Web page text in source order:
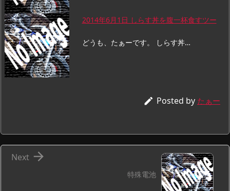
2014年6月1日 しらす丼を腹一杯食すツー
どうも、たぁーです。 しらす丼…
 Posted by たぁー
特殊電池

Next